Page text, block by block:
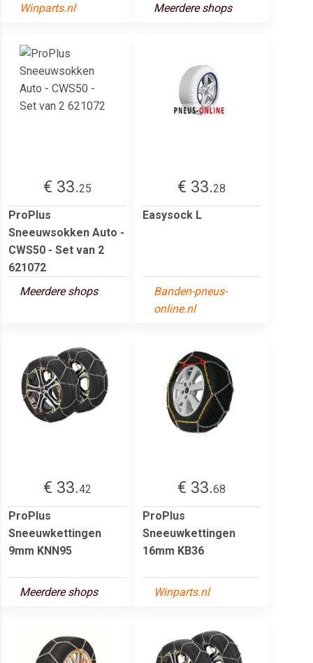
Winparts.nl Meerdere shops
€ 33.25
ProPlus
Sneeuwsokken Auto -
CWS50 - Set van 2
621072
Meerdere shops
€ 33.28
Easysock L
Banden-pneus-
online.nl
€ 33.42
ProPlus
Sneeuwkettingen
9mm KNN95
Meerdere shops
€ 33.68
ProPlus
Sneeuwkettingen
16mm KB36
Winparts.nl